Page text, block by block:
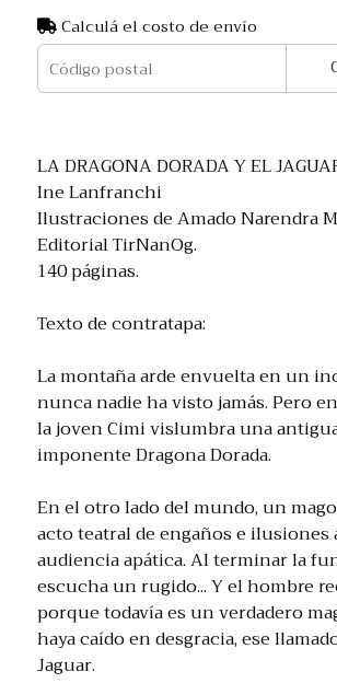
Calculá el costo de envío
LA DRAGONA DORADA Y EL
Ine Lanfranchi
Ilustraciones de Amado Narendra
Editorial TirNanOg.
140 páginas.
Texto de contratapa:
La montaña arde envuelta en un
nunca nadie ha visto jamás. Pero
la joven Cimi vislumbra una
imponente Dragona Dorada.
En el otro lado del mundo, un
acto teatral de engaños e ilusiones
audiencia apática. Al terminar la
escucha un rugido... Y el hombre
porque todavía es un verdadero
haya caído en desgracia, ese
Jaguar.